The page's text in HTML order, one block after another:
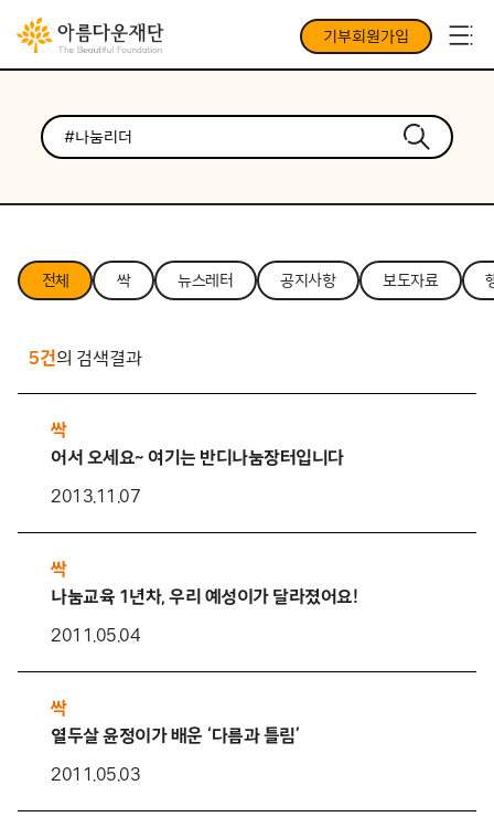
기부회원가입
전체 싹 뉴스레터 공지사항 보도자료
5건의 검색결과
싹
어서 오세요~ 여기는 반디나눔장터입니다
2013.11.07
싹
나눔교육 1년차, 우리 예성이가 달라졌어요!
2011.05.04
싹
열두살 윤정이가 배운 ‘다름과 틀림’
2011.05.03